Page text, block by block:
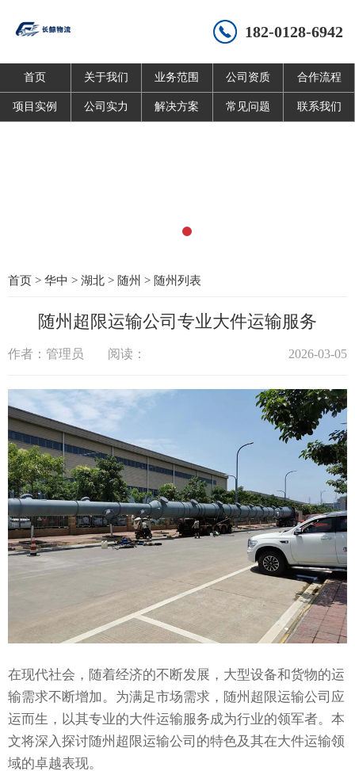
182-0128-6942
首页 关于我们 业务范围 公司资质 合作流程
项目实例 公司实力 解决方案 常见问题 联系我们
首页 > 华中 > 湖北 > 随州 > 随州列表
随州超限运输公司专业大件运输服务
作者：管理员 阅读： 2026-03-05
在现代社会，随着经济的不断发展，大型设备和货物的运
输需求不断增加。为满足市场需求，随州超限运输公司应
运而生，以其专业的大件运输服务成为行业的领军者。本
文将深入探讨随州超限运输公司的特色及其在大件运输领
域的卓越表现。